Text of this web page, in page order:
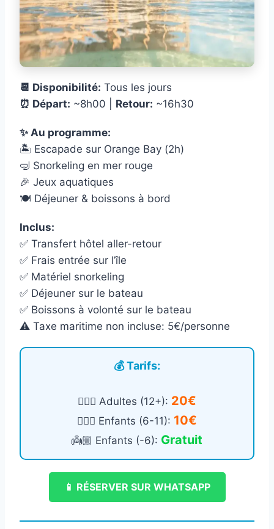
📆 Disponibilité: Tous les jours
⏰ Départ: ~8h00 | Retour: ~16h30
✨ Au programme:
🏝️ Escapade sur Orange Bay (2h)
🤿 Snorkeling en mer rouge
🎉 Jeux aquatiques
🍽️ Déjeuner & boissons à bord
Inclus:
✅ Transfert hôtel aller-retour
✅ Frais entrée sur l’île
✅ Matériel snorkeling
✅ Déjeuner sur le bateau
✅ Boissons à volonté sur le bateau
⚠️ Taxe maritime non incluse: 5€/personne
💰 Tarifs:
🙎🏻‍♂️ Adultes (12+): 20€
🧍🏻‍♀️ Enfants (6-11): 10€
👼🏼 Enfants (-6): Gratuit
📱 RÉSERVER SUR WHATSAPP